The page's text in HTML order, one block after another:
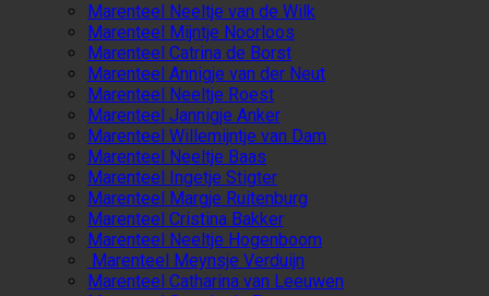
Marenteel Neeltje van de Wilk
Marenteel Mijntje Noorloos
Marenteel Catrina de Borst
Marenteel Annigje van der Neut
Marenteel Neeltje Roest
Marenteel Jannigje Anker
Marenteel Willemijntje van Dam
Marenteel Neeltje Baas
Marenteel Ingetje Stigter
Marenteel Margje Ruitenburg
Marenteel Cristina Bakker
Marenteel Neeltje Hogenboom
Marenteel Meynsje Verduijn
Marenteel Catharina van Leeuwen